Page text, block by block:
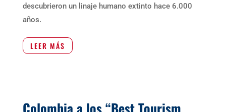
descubrieron un linaje humano extinto hace 6.000
años.
LEER MÁS